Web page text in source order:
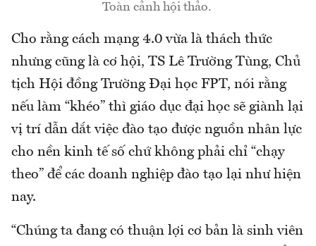
Toàn cảnh hội thảo.
Cho rằng cách mạng 4.0 vừa là thách thức
nhưng cũng là cơ hội, TS Lê Trường Tùng, Chủ
tịch Hội đồng Trường Đại học FPT, nói rằng
nếu làm “khéo” thì giáo dục đại học sẽ giành lại
vị trí dẫn dắt việc đào tạo được nguồn nhân lực
cho nền kinh tế số chứ không phải chỉ “chạy
theo” để các doanh nghiệp đào tạo lại như hiện
nay.
“Chúng ta đang có thuận lợi cơ bản là sinh viên